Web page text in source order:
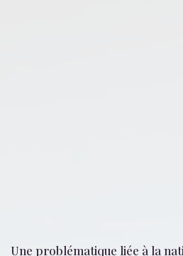
Une problématique liée à la